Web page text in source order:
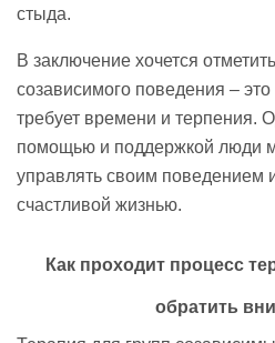
стыда.
В заключение хочется
созависимого поведения –
требует времени и терпения.
помощью и поддержкой люди
управлять своим поведением
счастливой жизнью.
Как проходит процесс
обратить